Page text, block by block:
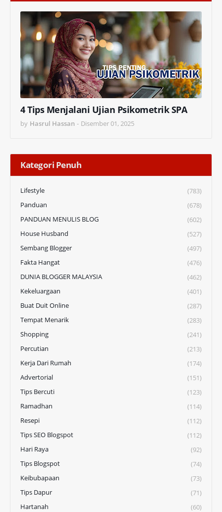
4 Tips Menjalani Ujian Psikometrik SPA
by Hasrul Hassan - Disember 01, 2025
Kategori Penuh
Lifestyle
(783)
Panduan
(678)
PANDUAN MENULIS BLOG
(602)
House Husband
(527)
Sembang Blogger
(497)
Fakta Hangat
(476)
DUNIA BLOGGER MALAYSIA
(462)
Kekeluargaan
(401)
Buat Duit Online
(287)
Tempat Menarik
(283)
Shopping
(241)
Percutian
(213)
Kerja Dari Rumah
(174)
Advertorial
(151)
Tips Bercuti
(123)
Ramadhan
(114)
Resepi
(112)
Tips SEO Blogspot
(112)
Hari Raya
(92)
Tips Blogspot
(74)
Keibubapaan
(73)
Tips Dapur
(71)
Hartanah
(60)